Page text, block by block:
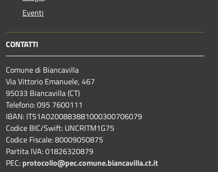
Eventi
CONTATTI
Comune di Biancavilla
Via Vittorio Emanuele, 467
95033 Biancavilla (CT)
Telefono: 095 7600111
IBAN: IT51A0200883881000300706079
Codice BIC/Swift: UNCRITM1G75
Codice Fiscale: 80009050875
Partita IVA: 01826320879
PEC: protocollo@pec.comune.biancavilla.ct.it